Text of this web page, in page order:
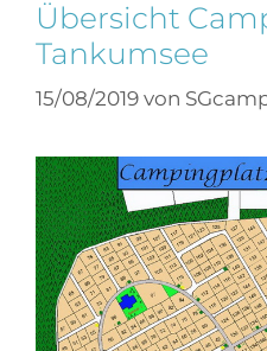
Übersicht
Tankumsee
15/08/2019 von